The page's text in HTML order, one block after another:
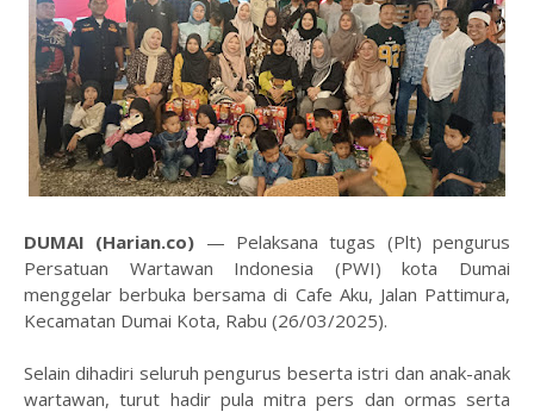
DUMAI (Harian.co) — Pelaksana tugas (Plt) pengurus
Persatuan Wartawan Indonesia (PWI) kota Dumai
menggelar berbuka bersama di Cafe Aku, Jalan Pattimura,
Kecamatan Dumai Kota, Rabu (26/03/2025).
Selain dihadiri seluruh pengurus beserta istri dan anak-anak
wartawan, turut hadir pula mitra pers dan ormas serta